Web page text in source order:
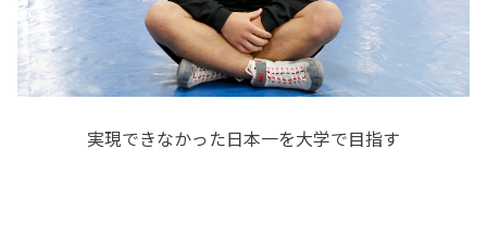
実現できなかった日本一を大学で目指す